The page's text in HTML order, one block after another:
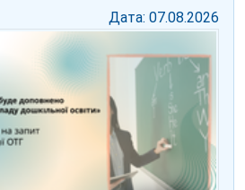
Дата: 07.08.2026